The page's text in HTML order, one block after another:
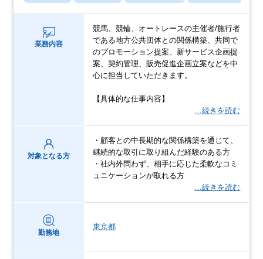
業務内容
競馬、競輪、オートレースの主催者/施行者
である地方公共団体との関係構築、共同で
のプロモーション提案、新サービス企画提
案、契約管理、販売促進企画立案などを中
心に担当していただきます。
【具体的な仕事内容】
…続きを読む
対象となる方
・顧客との中長期的な関係構築を通じて、
継続的な取引に取り組んだ経験のある方
・社内外問わず、相手に応じた柔軟なコミ
ュニケーションが取れる方
…続きを読む
勤務地
東京都